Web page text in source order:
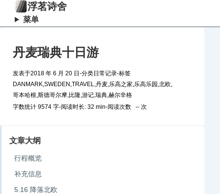
浮茗诗舍
菜单
丹麦瑞典十日游
发表于2018 年 6 月 20 日 -分类日常记录-标签
DANMARK,SWEDEN ,TRAVEL,丹麦,乐高之家,乐高乐园 ,北欧,
哥本哈根,斯德哥尔摩,比隆,游记,瑞典,赫尔辛格
字数统计 9574 字-阅读时长: 32 min-阅读次数 -- 次
文章大纲
行程概览
补充信息
5.16 降落北欧